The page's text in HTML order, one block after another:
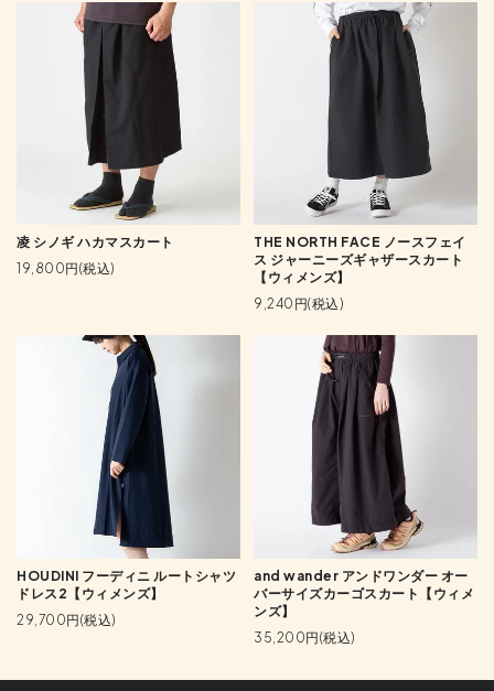
凌 シノギ ハカマスカート
19,800円(税込)
THE NORTH FACE ノースフェイ
ス ジャーニーズギャザースカート
【ウィメンズ】
9,240円(税込)
HOUDINI フーディニ ルートシャツ
ドレス2【ウィメンズ】
29,700円(税込)
and wander アンドワンダー オー
バーサイズカーゴスカート【ウィメ
ンズ】
35,200円(税込)